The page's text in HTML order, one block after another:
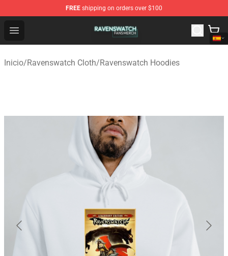
FREE shipping on orders over $100
Open menu
Ravenswatch Shop - Official Ravenswatch Merchandise
Inicio/Ravenswatch Cloth/Ravenswatch Hoodies